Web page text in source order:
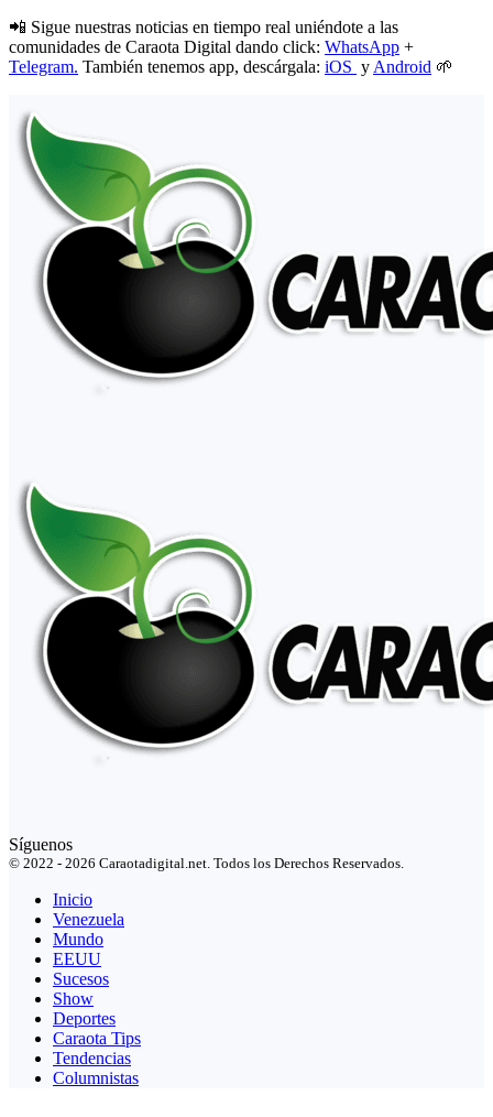
📲 Sigue nuestras noticias en tiempo real uniéndote a las
comunidades de Caraota Digital dando click: WhatsApp +
Telegram. También tenemos app, descárgala: iOS y Android 🌱
Síguenos
© 2022 - 2026 Caraotadigital.net. Todos los Derechos Reservados.
Inicio
Venezuela
Mundo
EEUU
Sucesos
Show
Deportes
Caraota Tips
Tendencias
Columnistas